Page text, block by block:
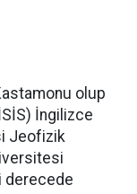
olup
İngilizce
Jeofizik
derecede